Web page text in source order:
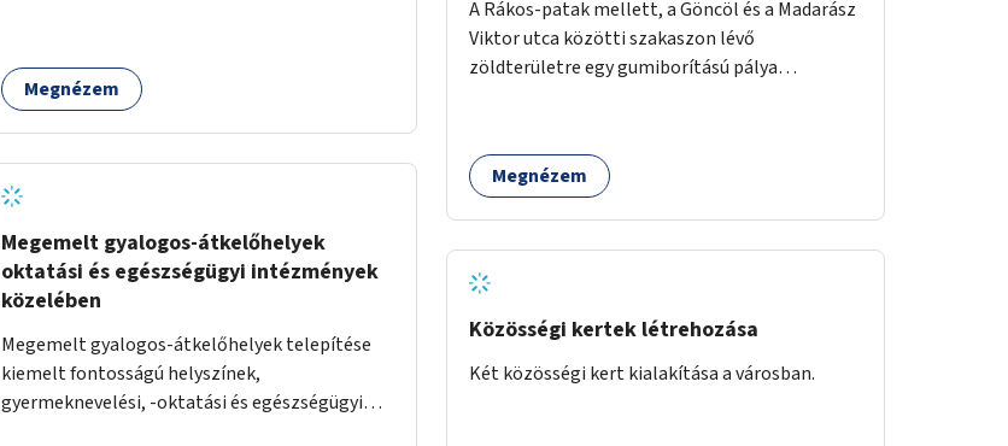
Megnézem
Megemelt gyalogos-átkelőhelyek
oktatási és egészségügyi intézmények
közelében
Megemelt gyalogos-átkelőhelyek telepítése
kiemelt fontosságú helyszínek,
gyermeknevelési, -oktatási és egészségügyi
A Rákos-patak mellett, a Göncöl és a Madarász
Viktor utca közötti szakaszon lévő
zöldterületre egy gumiborítású pálya
tollaslabdára, illetve lábteniszre is.
Megnézem
Közösségi kertek létrehozása
Két közösségi kert kialakítása a városban.